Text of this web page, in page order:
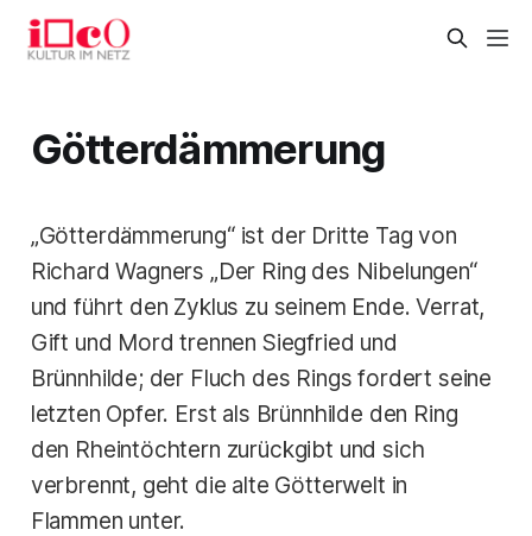
Götterdämmerung
„Götterdämmerung“ ist der Dritte Tag von
Richard Wagners „Der Ring des Nibelungen“
und führt den Zyklus zu seinem Ende. Verrat,
Gift und Mord trennen Siegfried und
Brünnhilde; der Fluch des Rings fordert seine
letzten Opfer. Erst als Brünnhilde den Ring
den Rheintöchtern zurückgibt und sich
verbrennt, geht die alte Götterwelt in
Flammen unter.